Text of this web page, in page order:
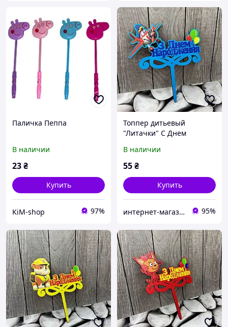
Паличка Пеппа
В наличии
23₴
Купить
KiM-shop 97%
Топпер дитьевый
"Литачки" С Днем
уп. 18*14см
В наличии
55₴
Купить
интернет-магазин "Русалочка" 95%